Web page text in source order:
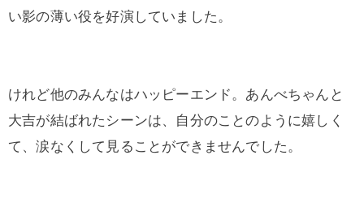
い影の薄い役を好演していました。
けれど他のみんなはハッピーエンド。あんべちゃんと
大吉が結ばれたシーンは、自分のことのように嬉しく
て、涙なくして見ることができませんでした。